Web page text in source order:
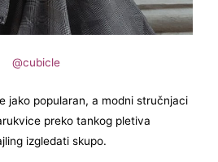
@cubicle
jako popularan, a modni stručnjaci
preko tankog pletiva
izgledati skupo.